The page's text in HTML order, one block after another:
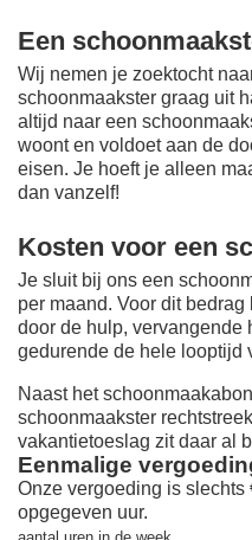
Een
Wij nemen je zoektocht
schoonmaakster graag uit
altijd naar een
woont en voldoet aan de
eisen. Je hoeft je alleen
dan vanzelf!
Kosten voor een
Je sluit bij ons een
per maand. Voor dit
door de hulp, vervangende
gedurende de hele looptijd
Naast het
schoonmaakster
vakantietoeslag zit daar al
Eenmalige
Onze vergoeding is slechts
opgegeven uur.